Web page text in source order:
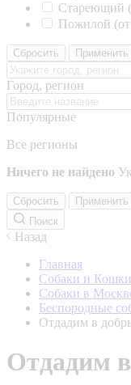
Стареющий
Пожилой (от
Сбросить Применить
Город, регион
Популярные
Все регионы
Ничего не найдено
Сбросить
Применить
Поиск
Назад
Главная
Собаки и
Собаки в
Беспородные
Отдадим в
Отдадим